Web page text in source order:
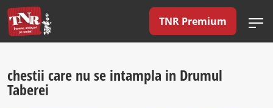
TNR Premium
chestii care nu se intampla in Drumul
Taberei